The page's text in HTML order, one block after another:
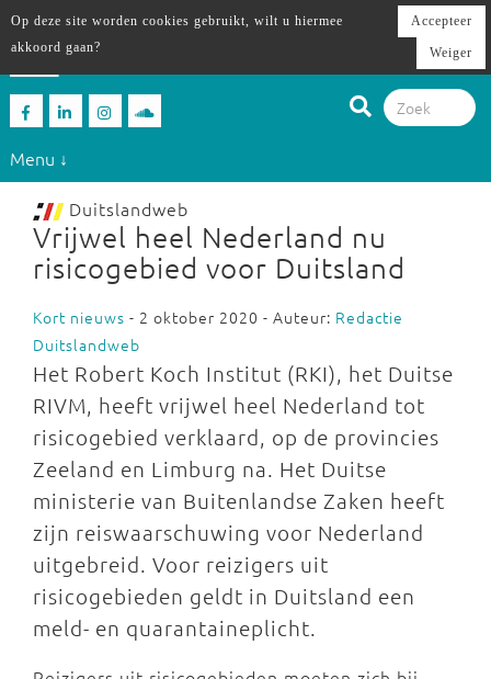
Menu ↓
Duitslandweb
Vrijwel heel Nederland nu
risicogebied voor Duitsland
Kort nieuws - 2 oktober 2020 - Auteur: Redactie
Duitslandweb
Het Robert Koch Institut (RKI), het Duitse
RIVM, heeft vrijwel heel Nederland tot
risicogebied verklaard, op de provincies
Zeeland en Limburg na. Het Duitse
ministerie van Buitenlandse Zaken heeft
zijn reiswaarschuwing voor Nederland
uitgebreid. Voor reizigers uit
risicogebieden geldt in Duitsland een
meld- en quarantaineplicht.
Op deze site worden cookies gebruikt, wilt u hiermee
akkoord gaan?
Accepteer
Weiger